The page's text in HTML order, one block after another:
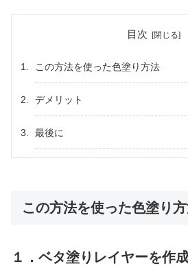
目次
この方法を使った色塗り方法
デメリット
最後に
この方法を使った色塗り
１．ベタ塗りレイヤーを作成